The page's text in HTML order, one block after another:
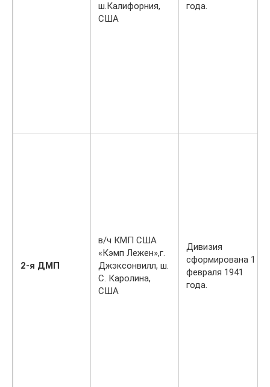
ш.Калифорния,
США
года.
2-я ДМП
в/ч КМП США
«Кэмп Лежен»,г.
Джэксонвилл, ш.
С. Каролина,
США
Дивизия
сформирована 1
февраля 1941
года.